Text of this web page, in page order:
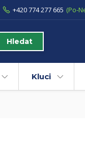
Hledat
+420 774 277 665 (Po-
Kluci